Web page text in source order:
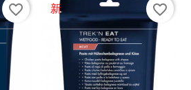
favorite_border 新 favorite_border